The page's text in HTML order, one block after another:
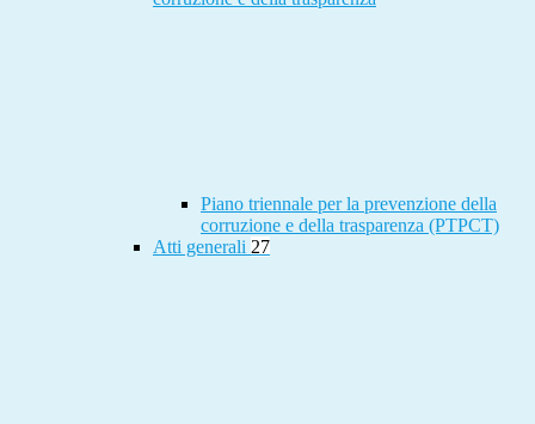
Piano triennale per la prevenzione della
corruzione e della trasparenza (PTPCT)
Atti generali 27